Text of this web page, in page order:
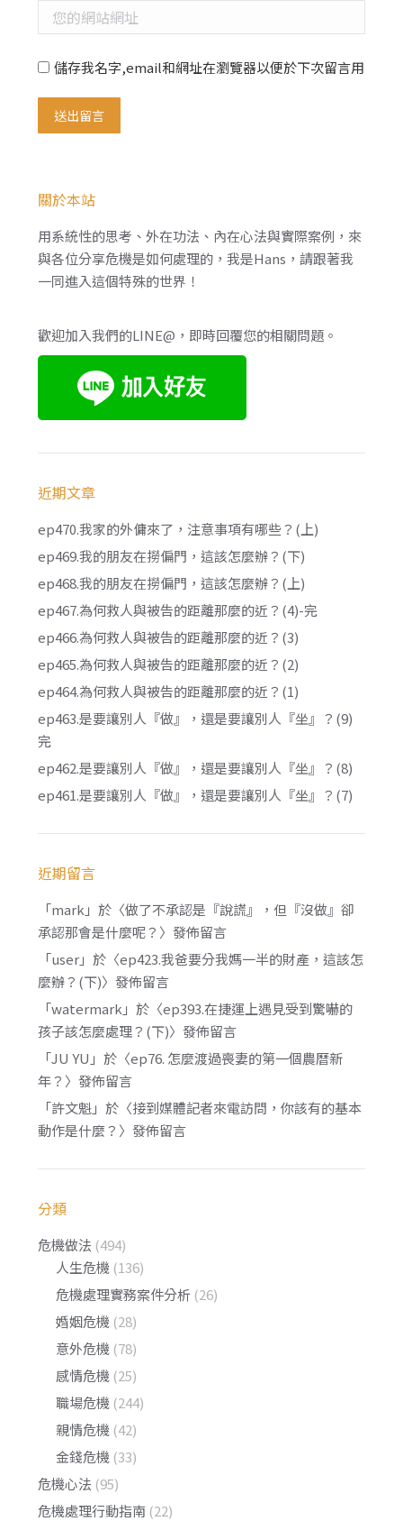
您的網站網址
儲存我名字,email和網址在瀏覽器以便於下次留言用
送出留言
關於本站
用系統性的思考、外在功法、內在心法與實際案例，來
與各位分享危機是如何處理的，我是Hans，請跟著我
一同進入這個特殊的世界！
歡迎加入我們的LINE@，即時回覆您的相關問題。
近期文章
ep470.我家的外傭來了，注意事項有哪些？(上)
ep469.我的朋友在撈偏門，這該怎麼辦？(下)
ep468.我的朋友在撈偏門，這該怎麼辦？(上)
ep467.為何救人與被告的距離那麼的近？(4)-完
ep466.為何救人與被告的距離那麼的近？(3)
ep465.為何救人與被告的距離那麼的近？(2)
ep464.為何救人與被告的距離那麼的近？(1)
ep463.是要讓別人『做』，還是要讓別人『坐』？(9)
完
ep462.是要讓別人『做』，還是要讓別人『坐』？(8)
ep461.是要讓別人『做』，還是要讓別人『坐』？(7)
近期留言
「mark 」於〈做了不承認是『說謊』，但『沒做』卻
承認那會是什麼呢？ 〉發佈留言
「user」於〈ep423.我爸要分我媽一半的財產，這該怎
麼辦？(下)〉發佈留言
「watermark 」於〈ep393.在捷運上遇見受到驚嚇的
孩子該怎麼處理？(下)〉發佈留言
「JU YU 」於〈ep76. 怎麼渡過喪妻的第一個農曆新
年？ 〉發佈留言
「許文魁」於〈接到媒體記者來電訪問，你該有的基本
動作是什麼？ 〉發佈留言
分類
危機做法 (494)
人生危機 (136)
危機處理實務案件分析 (26)
婚姻危機 (28)
意外危機 (78)
感情危機 (25)
職場危機 (244)
親情危機 (42)
金錢危機 (33)
危機心法 (95)
危機處理行動指南 (22)